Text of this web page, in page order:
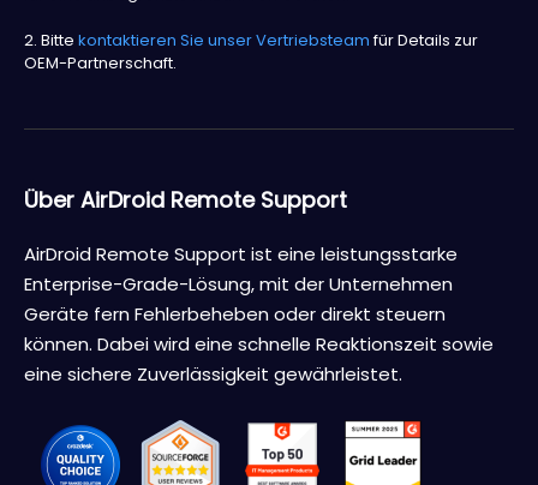
2. Bitte kontaktieren Sie unser Vertriebsteamfür Details zur
OEM-Partnerschaft.
Über AirDroid Remote Support
AirDroid Remote Support ist eine leistungsstarke
Enterprise-Grade-Lösung, mit der Unternehmen
Geräte fern Fehlerbeheben oder direkt steuern
können. Dabei wird eine schnelle Reaktionszeit sowie
eine sichere Zuverlässigkeit gewährleistet.